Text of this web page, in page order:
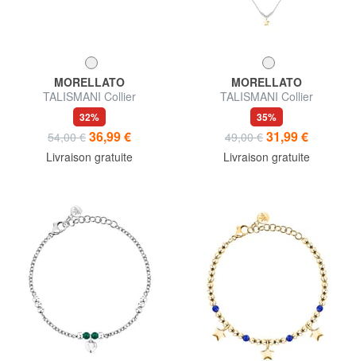
MORELLATO
TALISMANI Collier
32%
54,00 € 36,99 €
Livraison gratuite
MORELLATO
TALISMANI Collier
35%
49,00 € 31,99 €
Livraison gratuite